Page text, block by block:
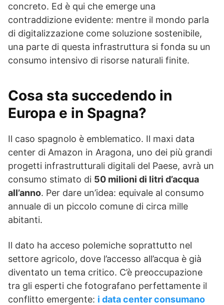
concreto. Ed è qui che emerge una
contraddizione evidente: mentre il mondo parla
di digitalizzazione come soluzione sostenibile,
una parte di questa infrastruttura si fonda su un
consumo intensivo di risorse naturali finite.
Cosa sta succedendo in
Europa e in Spagna?
Il caso spagnolo è emblematico. Il maxi data
center di Amazon in Aragona, uno dei più grandi
progetti infrastrutturali digitali del Paese, avrà un
consumo stimato di 50 milioni di litri d’acqua
all’anno. Per dare un’idea: equivale al consumo
annuale di un piccolo comune di circa mille
abitanti.
Il dato ha acceso polemiche soprattutto nel
settore agricolo, dove l’accesso all’acqua è già
diventato un tema critico. C’è preoccupazione
tra gli esperti che fotografano perfettamente il
conflitto emergente: i data center consumano